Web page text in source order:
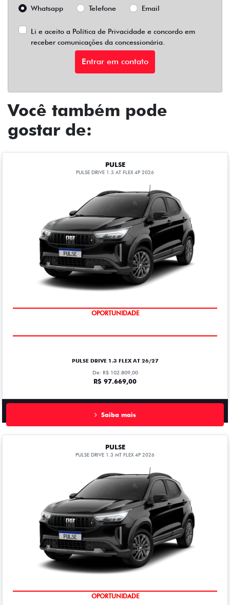
Whatsapp
Telefone Email
Li e aceito a Política de Privacidade e concordo em
receber comunicações da concessionária.
Entrar em contato
Você também pode
gostar de:
PULSE
PULSE DRIVE 1.3 AT FLEX 4P 2026
OPORTUNIDADE
PULSE DRIVE 1.3 FLEX AT 26/27
De: R$ 102.809,00
R$ 97.669,00
Saiba mais
PULSE
PULSE DRIVE 1.3 MT FLEX 4P 2026
OPORTUNIDADE